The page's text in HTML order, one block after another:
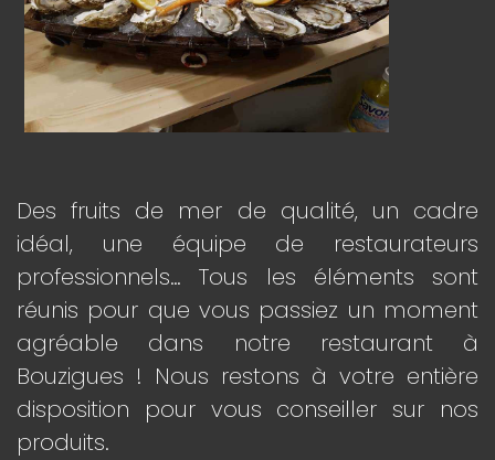
Des fruits de mer de qualité, un cadre
idéal, une équipe de restaurateurs
professionnels… Tous les éléments sont
réunis pour que vous passiez un moment
agréable dans notre restaurant à
Bouzigues ! Nous restons à votre entière
disposition pour vous conseiller sur nos
produits.